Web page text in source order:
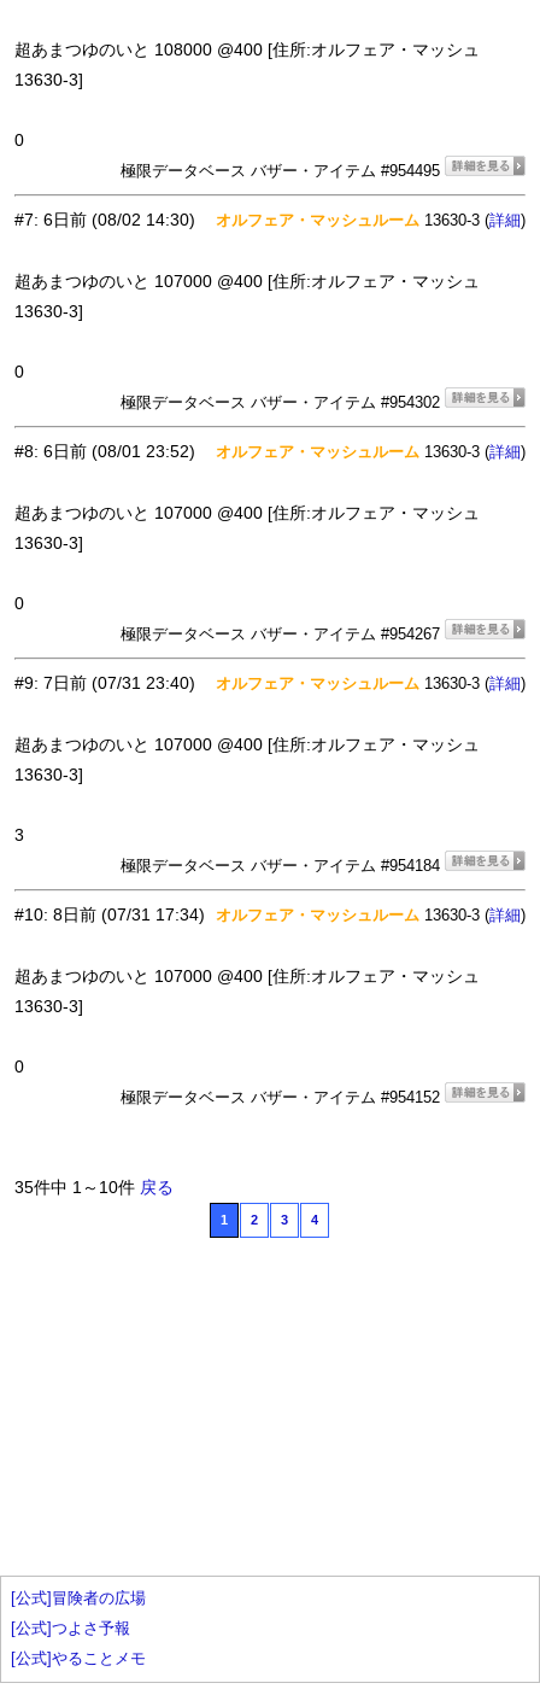
超あまつゆのいと 108000 @400 [住所:オルフェア・マッシュ
13630-3]
0
極限データベース バザー・アイテム #954495
#7: 6日前 (08/02 14:30) オルフェア・マッシュルーム 13630-3 (詳細)
超あまつゆのいと 107000 @400 [住所:オルフェア・マッシュ
13630-3]
0
極限データベース バザー・アイテム #954302
#8: 6日前 (08/01 23:52) オルフェア・マッシュルーム 13630-3 (詳細)
超あまつゆのいと 107000 @400 [住所:オルフェア・マッシュ
13630-3]
0
極限データベース バザー・アイテム #954267
#9: 7日前 (07/31 23:40) オルフェア・マッシュルーム 13630-3 (詳細)
超あまつゆのいと 107000 @400 [住所:オルフェア・マッシュ
13630-3]
3
極限データベース バザー・アイテム #954184
#10: 8日前 (07/31 17:34) オルフェア・マッシュルーム 13630-3 (詳細)
超あまつゆのいと 107000 @400 [住所:オルフェア・マッシュ
13630-3]
0
極限データベース バザー・アイテム #954152
35件中 1～10件 戻る
1 2 3 4
[公式]冒険者の広場
[公式]つよさ予報
[公式]やることメモ